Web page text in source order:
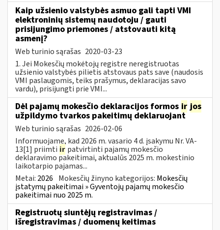
Kaip užsienio valstybės asmuo gali tapti VMI
elektroninių sistemų naudotoju / gauti
prisijungimo priemones / atstovauti kitą
asmenį?
Web turinio sąrašas 2020-03-23
1. Jei Mokesčių mokėtojų registre neregistruotas
užsienio valstybės pilietis atstovaus pats save (naudosis
VMI paslaugomis, teiks prašymus, deklaracijas savo
vardu), prisijungti prie VMI...
Dėl pajamų mokesčio deklaracijos formos ir jos
užpildymo tvarkos pakeitimų deklaruojant
Web turinio sąrašas 2026-02-06
Informuojame, kad 2026 m. vasario 4 d. įsakymu Nr. VA-
13[1] priimti ir patvirtinti pajamų mokesčio
deklaravimo pakeitimai, aktualūs 2025 m. mokestinio
laikotarpio pajamas...
Metai: 2026 Mokesčių žinyno kategorijos: Mokesčių
įstatymų pakeitimai » Gyventojų pajamų mokesčio
pakeitimai nuo 2025 m.
Registruotų siuntėjų registravimas /
išregistravimas / duomenų keitimas